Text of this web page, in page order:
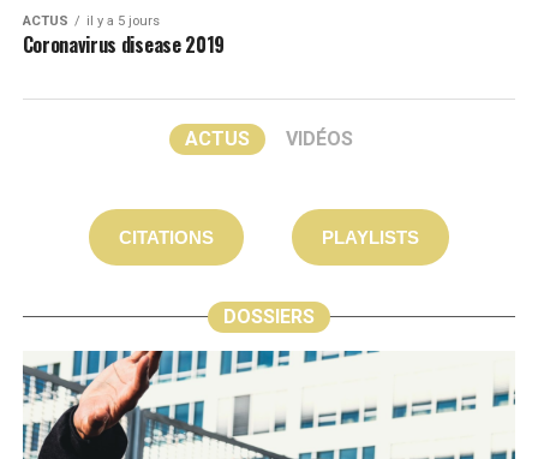
ACTUS il y a 5 jours
Coronavirus disease 2019
ACTUS VIDÉOS
CITATIONS PLAYLISTS
DOSSIERS